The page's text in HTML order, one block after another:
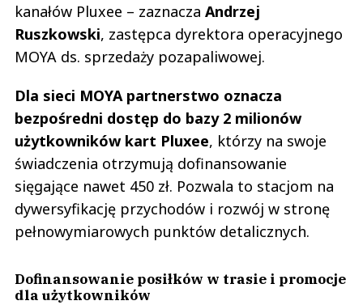
kanałów Pluxee – zaznacza Andrzej
Ruszkowski, zastępca dyrektora operacyjnego
MOYA ds. sprzedaży pozapaliwowej.
Dla sieci MOYA partnerstwo oznacza
bezpośredni dostęp do bazy 2 milionów
użytkowników kart Pluxee, którzy na swoje
świadczenia otrzymują dofinansowanie
sięgające nawet 450 zł. Pozwala to stacjom na
dywersyfikację przychodów i rozwój w stronę
pełnowymiarowych punktów detalicznych.
Dofinansowanie posiłków w trasie i promocje
dla użytkowników